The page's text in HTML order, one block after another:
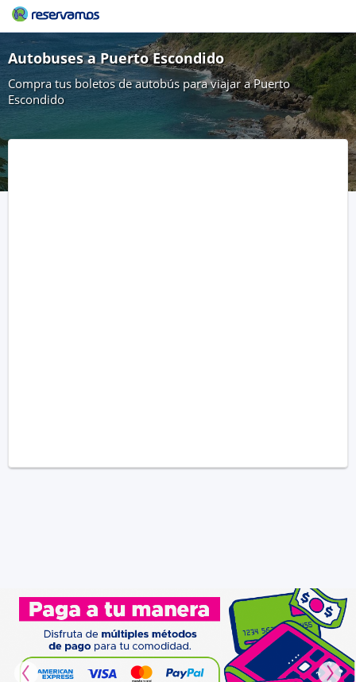
Autobuses a Puerto Escondido
Compra tus boletos de autobús para viajar a Puerto
Escondido